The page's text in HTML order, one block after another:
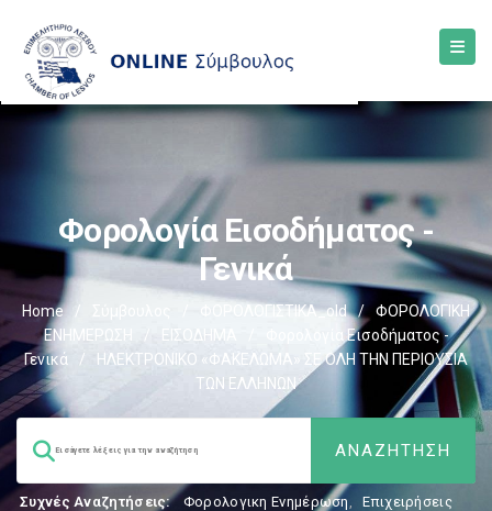
Φορολογία Εισοδήματος -
Γενικά
Home / Σύμβουλος ΦΟΡΟΛΟΓΙΣΤΙΚΑ_old /
ΦΟΡΟΛΟΓΙΚΗ
ΕΝΗΜΕΡΩΣΗ
/ ΕΙΣΟΔΗΜΑ
Φορολογία Εισοδήματος -
Γενικά
/
ΗΛΕΚΤΡΟΝΙΚΟ «ΦΑΚΕΛΩΜΑ» ΣΕ ΟΛΗ ΤΗΝ ΠΕΡΙΟΥΣΙΑ
ΤΩΝ ΕΛΛΗΝΩΝ
Συχνές Αναζητήσεις: Φορολογικη Ενημέρωση, Επιχειρήσεις